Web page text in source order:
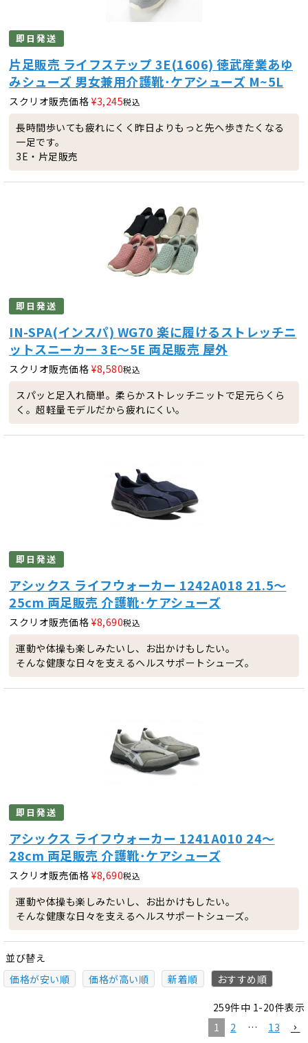
即日発送
片足販売 ライフステップ 3E(1606) 徳武産業あゆ
みシューズ 男女兼用介護靴･ケアシューズ M~5L
スクリオ販売価格 ¥3,245税込
長時間歩いても疲れにくく昨日よりもっと先へ歩きたくなる
一足です。
3E・片足販売
即日発送
IN-SPA(インスパ) WG70 楽に履けるストレッチニ
ットスニーカー 3E～5E 両足販売 屋外
スクリオ販売価格 ¥8,580税込
スパッと足入れ簡単。柔らかストレッチニットで足元らくら
く。超軽量モデルだから疲れにくい。
即日発送
アシックス ライフウォーカー 1242A018 21.5～
25cm 両足販売 介護靴･ケアシューズ
スクリオ販売価格 ¥8,690税込
運動や体操も楽しみたいし、お出かけもしたい。
そんな健康な日々を支えるヘルスサポートシューズ。
即日発送
アシックス ライフウォーカー 1241A010 24～
28cm 両足販売 介護靴･ケアシューズ
スクリオ販売価格 ¥8,690税込
運動や体操も楽しみたいし、お出かけもしたい。
そんな健康な日々を支えるヘルスサポートシューズ。
並び替え
価格が安い順
価格が高い順 新着順 おすすめ順
259件中 1-20件表示
1
2 … 13